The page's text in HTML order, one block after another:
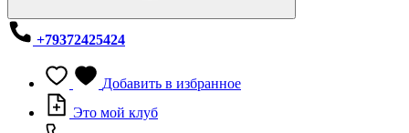
+79372425424
Добавить в избранное
Это мой клуб